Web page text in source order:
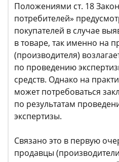
Положениями ст. 18
потребителей»
покупателей в случае
в товаре, так именно на
(производителя)
по проведению
средств. Однако на
может потребоваться
по результатам
экспертизы.
Связано это в первую
продавцы